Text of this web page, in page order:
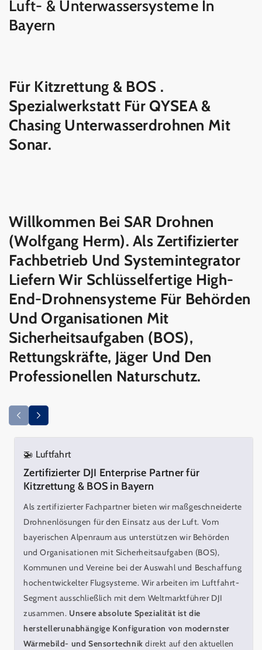
Luft- & Unterwassersysteme In
Bayern​
Für Kitzrettung & BOS .
Spezialwerkstatt Für QYSEA &
Chasing Unterwasserdrohnen Mit
Sonar.
Willkommen Bei SAR Drohnen
(Wolfgang Herm). Als Zertifizierter
Fachbetrieb Und Systemintegrator
Liefern Wir Schlüsselfertige High-
End-Drohnensysteme Für Behörden
Und Organisationen Mit
Sicherheitsaufgaben (BOS),
Rettungskräfte, Jäger Und Den
Professionellen Naturschutz.
🚁 Luftfahrt
Zertifizierter DJI Enterprise Partner für
Kitzrettung & BOS in Bayern
Als zertifizierter Fachpartner bieten wir maßgeschneiderte
Drohnenlösungen für den Einsatz aus der Luft. Vom
bayerischen Alpenraum aus unterstützen wir Behörden
und Organisationen mit Sicherheitsaufgaben (BOS),
Kommunen und Vereine bei der Auswahl und Beschaffung
hochentwickelter Flugsysteme. Wir arbeiten im Luftfahrt-
Segment ausschließlich mit dem Weltmarktführer DJI
zusammen. Unsere absolute Spezialität ist die
herstellerunabhängige Konfiguration von modernster
Wärmebild- und Sensortechnik direkt auf den aktuellen